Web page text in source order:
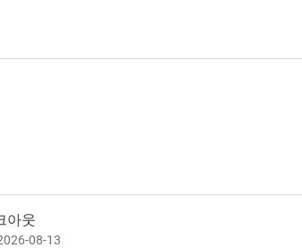
stylish hotel in Taranaki.
호텔 관리
아웃
08-13